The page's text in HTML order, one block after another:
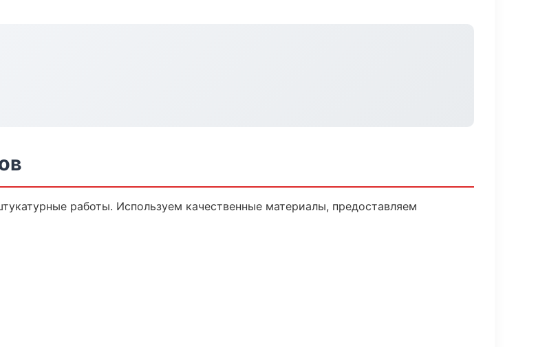
работы. Используем качественные материалы, предоставляем